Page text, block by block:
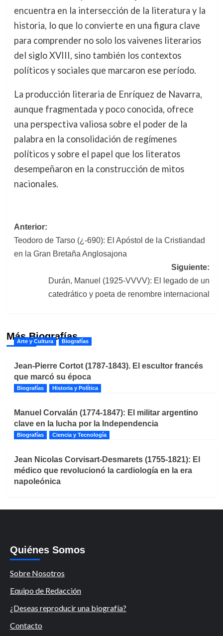
encuentra en la intersección de la literatura y la
historia, lo que lo convierte en una figura clave
para comprender no solo los vaivenes literarios
del siglo XVIII, sino también los contextos
políticos y sociales que marcaron ese período.
La producción literaria de Enríquez de Navarra,
aunque fragmentada y poco conocida, ofrece
una perspectiva valiosa sobre el poder de la
palabra en la consolidación de regímenes
políticos y sobre el papel que los literatos
desempeñaron en la construcción de mitos
nacionales.
Navegación
de
Anterior:
Teodoro de Tarso (¿-690): El Apóstol de la Cristiandad
en la Gran Bretaña Anglosajona
Siguiente:
Durán, Manuel (1925-VVVV): El legado de un
catedrático y poeta de renombre internacional
Más Biografías
Arte y Cultura Biografías
Jean-Pierre Cortot (1787-1843). El escultor francés
que marcó su época
Biografías Historia y Política
Manuel Corvalán (1774-1847): El militar argentino
clave en la lucha por la Independencia
Biografías Ciencia y Tecnología
Jean Nicolas Corvisart-Desmarets (1755-1821): El
médico que revolucionó la cardiología en la era
napoleónica
Quiénes Somos
Sobre Nosotros
Equipo de Redacción
¿Deseas reproducir una biografía?
Contacto